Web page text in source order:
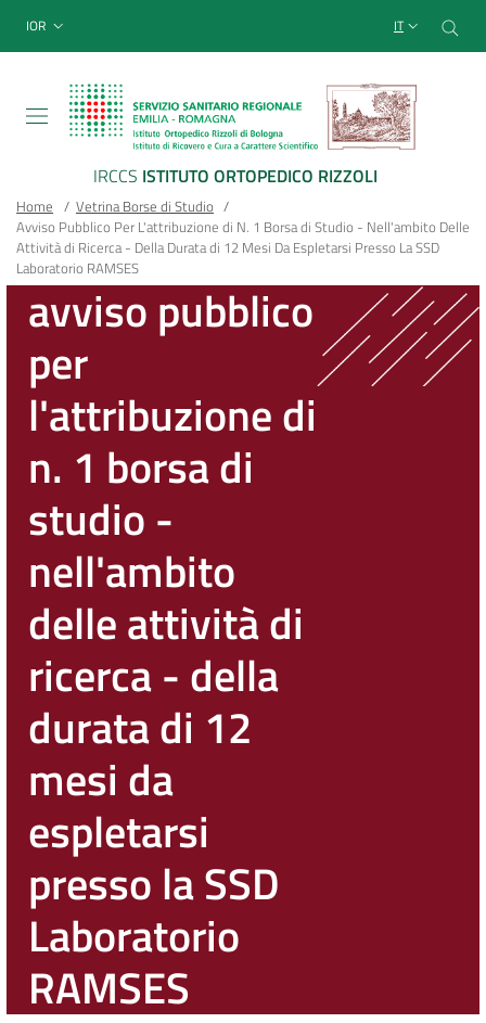
Sito Web Istituto
menu top-bar
IOR IT
IRCCS ISTITUTO ORTOPEDICO RIZZOLI
Main container
Briciole
di
pane
Home / Vetrina Borse di Studio /
Avviso Pubblico Per L'attribuzione di N. 1 Borsa di Studio - Nell'ambito Delle
Attività di Ricerca - Della Durata di 12 Mesi Da Espletarsi Presso La SSD
Laboratorio RAMSES
avviso pubblico
per
l'attribuzione di
n. 1 borsa di
studio -
nell'ambito
delle attività di
ricerca - della
durata di 12
mesi da
espletarsi
presso la SSD
Laboratorio
RAMSES